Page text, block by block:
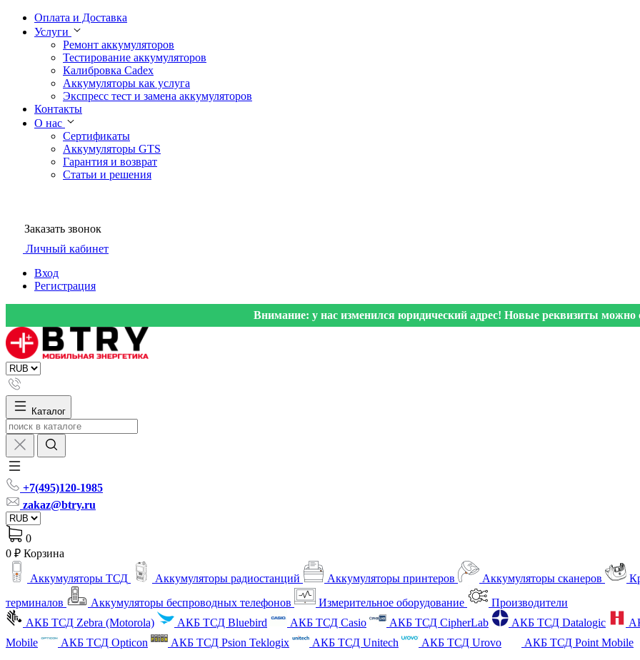
Оплата и Доставка
Услуги
Ремонт аккумуляторов
Тестирование аккумуляторов
Калибровка Cadex
Аккумуляторы как услуга
Экспресс тест и замена аккумуляторов
Контакты
О нас
Сертификаты
Аккумуляторы GTS
Гарантия и возврат
Статьи и решения
Заказать звонок
Личный кабинет
Вход
Регистрация
Внимание: у нас изменился юридический адрес! Новые реквизиты можно
Каталог
+7(495)120-1985
zakaz@btry.ru
0
0 ₽ Корзина
Аккумуляторы ТСД Аккумуляторы радиостанций Аккумуляторы принтеров Аккумуляторы сканеров
терминалов
Аккумуляторы беспроводных телефонов Измерительное оборудование
Производители
АКБ ТСД Zebra (Motorola)
АКБ ТСД Bluebird АКБ ТСД Casio АКБ ТСД CipherLab АКБ ТСД Datalogic
Mobile
АКБ ТСД Opticon АКБ ТСД Psion Teklogix АКБ ТСД Unitech АКБ ТСД Urovo АКБ ТСД Point Mobile